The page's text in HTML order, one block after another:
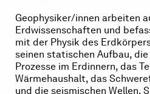
Geophysiker/innen arbeiten
Erdwissenschaften und
mit der Physik des
seinen statischen Aufbau,
Prozesse im Erdinnern, das
Wärmehaushalt, das
und die seismischen Wellen.